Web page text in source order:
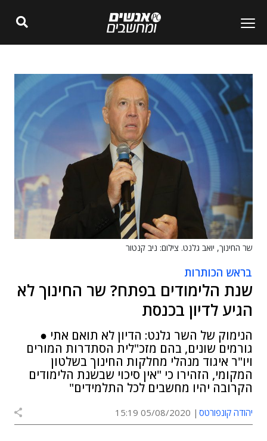
שר החינוך, יואב גלנט. צילום: ניב קנטור
בראש הכותרות
שנת הלימודים בפתח? שר החינוך לא
הגיע לדיון בכנסת
הנימוק של השר גלנט: הדיון לא תואם אתי ●
גורמים שונים, בהם מזכ"לית הסתדרות המורים
ויו"ר איגוד מנהלי מחלקות החינוך בשלטון
המקומי, הזהירו כי "אין סיכוי שבשנת הלימודים
הקרובה יהיו מחשבים לכל התלמידים"
יהודה קונפורטס 05/08/2020 15:19